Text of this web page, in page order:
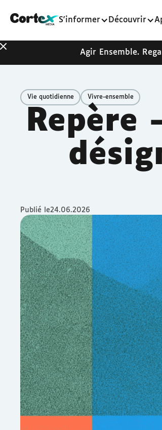
S'informer Découvrir
Agir Ensemble.
Vie quotidienne Vivre-ensemble
Repère
Publié le24.06.2026